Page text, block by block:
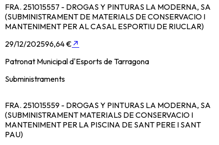
FRA. 251015557 - DROGAS Y PINTURAS LA MODERNA, SA
(SUBMINISTRAMENT DE MATERIALS DE CONSERVACIO I
MANTENIMENT PER AL CASAL ESPORTIU DE RIUCLAR)
29/12/202596,64 € ↗
Patronat Municipal d'Esports de Tarragona
Subministraments
FRA. 251015559 - DROGAS Y PINTURAS LA MODERNA, SA
(SUBMINISTRAMENT MATERIALS DE CONSERVACIO I
MANTENIMENT PER LA PISCINA DE SANT PERE I SANT
PAU)